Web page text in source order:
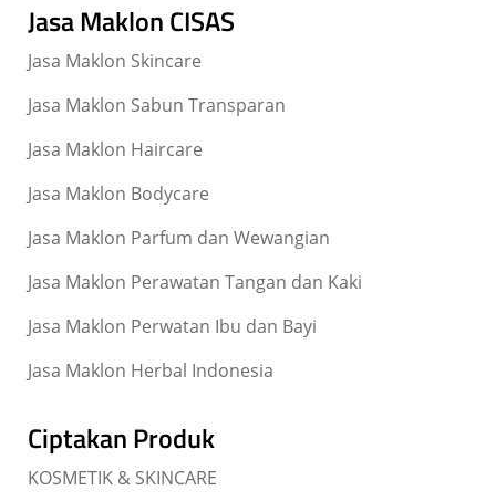
Jasa Maklon CISAS
Jasa Maklon Skincare
Jasa Maklon Sabun Transparan
Jasa Maklon Haircare
Jasa Maklon Bodycare
Jasa Maklon Parfum dan Wewangian
Jasa Maklon Perawatan Tangan dan Kaki
Jasa Maklon Perwatan Ibu dan Bayi
Jasa Maklon Herbal Indonesia
Ciptakan Produk
KOSMETIK & SKINCARE